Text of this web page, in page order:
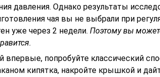
давления. Однако результаты
чая вы не выбрали при
уже через 2 недели. Поэтому вы
впервые, попробуйте классический
кипятка, накройте крышкой и